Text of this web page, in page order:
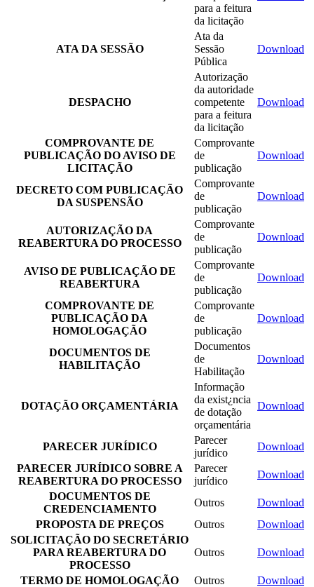
para a feitura
da licitação
ATA DA SESSÃO
Ata da
Sessão
Pública
Download
DESPACHO
Autorização
da autoridade
competente
para a feitura
da licitação
Download
COMPROVANTE DE
PUBLICAÇÃO DO AVISO DE
LICITAÇÃO
Comprovante
de
publicação
Download
DECRETO COM PUBLICAÇÃO
DA SUSPENSÃO
Comprovante
de
publicação
Download
AUTORIZAÇÃO DA
REABERTURA DO PROCESSO
Comprovante
de
publicação
Download
AVISO DE PUBLICAÇÃO DE
REABERTURA
Comprovante
de
publicação
Download
COMPROVANTE DE
PUBLICAÇÃO DA
HOMOLOGAÇÃO
Comprovante
de
publicação
Download
DOCUMENTOS DE
HABILITAÇÃO
Documentos
de
Habilitação
Download
DOTAÇÃO ORÇAMENTÁRIA
Informação
da exist¿ncia
de dotação
orçamentária
Download
PARECER JURÍDICO
Parecer
jurídico
Download
PARECER JURÍDICO SOBRE A
REABERTURA DO PROCESSO
Parecer
jurídico
Download
DOCUMENTOS DE
CREDENCIAMENTO
Outros
Download
PROPOSTA DE PREÇOS
Outros
Download
SOLICITAÇÃO DO SECRETÁRIO
PARA REABERTURA DO
PROCESSO
Outros Download
TERMO DE HOMOLOGAÇÃO Outros
Download